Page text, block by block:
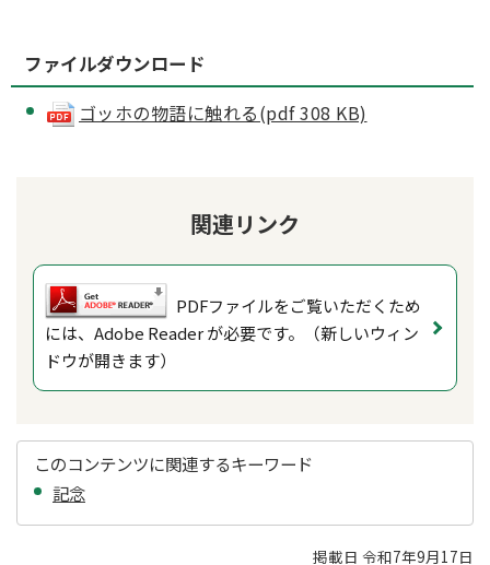
ファイルダウンロード
ゴッホの物語に触れる(pdf 308 KB)
関連リンク
PDFファイルをご覧いただくため
には、Adobe Reader が必要です。（新しいウィン
ドウが開きます）
このコンテンツに関連するキーワード
記念
掲載日 令和7年9月17日